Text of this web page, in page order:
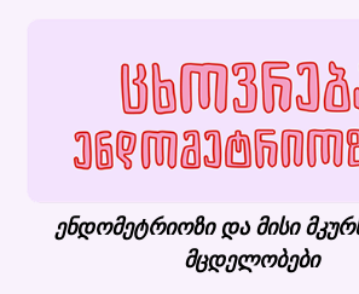
ენდომეტრიოზი და მისი
მცდელობები